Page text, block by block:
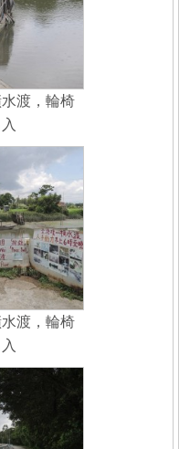
渡，輪椅
渡，輪椅